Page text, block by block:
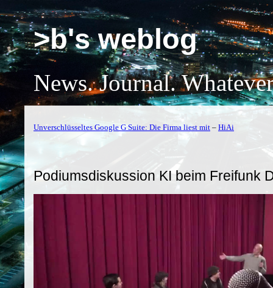
>b's weblog
News. Journal.
Unverschlüsseltes Google G Suite: Die Firma liest mit – HiAi
Podiumsdiskussion KI beim Freifunk